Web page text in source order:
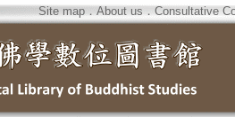
Site map．About us ． Consultative